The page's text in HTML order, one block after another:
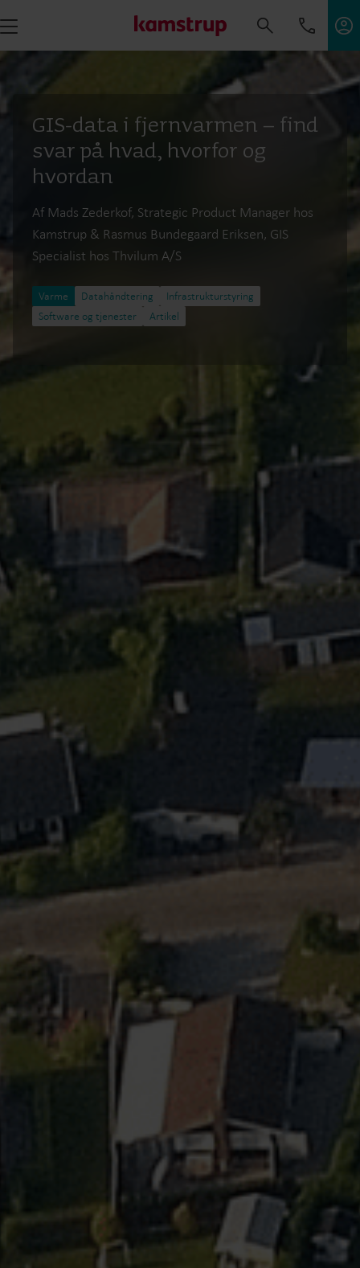
GIS-data i fjernvarmen – find
svar på hvad, hvorfor og
hvordan
Af Mads Zederkof, Strategic Product Manager hos
Kamstrup & Rasmus Bundegaard Eriksen, GIS
Specialist hos Thvilum A/S
Varme Datahåndtering
Infrastrukturstyring
Software og tjenester
Artikel